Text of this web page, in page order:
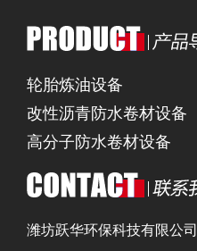
轮胎炼油设备
改性沥青防水卷材设备
高分子防水卷材设备
潍坊跃华环保科技有限公司